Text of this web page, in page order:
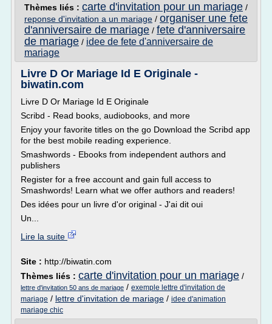
Thèmes liés : carte d'invitation pour un mariage /
reponse d'invitation a un mariage / organiser une fete
d'anniversaire de mariage / fete d'anniversaire
de mariage / idee de fete d'anniversaire de
mariage
Livre D Or Mariage Id E Originale -
biwatin.com
Livre D Or Mariage Id E Originale
Scribd - Read books, audiobooks, and more
Enjoy your favorite titles on the go Download the Scribd app
for the best mobile reading experience.
Smashwords - Ebooks from independent authors and
publishers
Register for a free account and gain full access to
Smashwords! Learn what we offer authors and readers!
Des idées pour un livre d'or original - J'ai dit oui
Un...
Lire la suite
Site : http://biwatin.com
Thèmes liés : carte d'invitation pour un mariage /
lettre d'invitation 50 ans de mariage / exemple lettre d'invitation de
mariage / lettre d'invitation de mariage / idee d'animation
mariage chic